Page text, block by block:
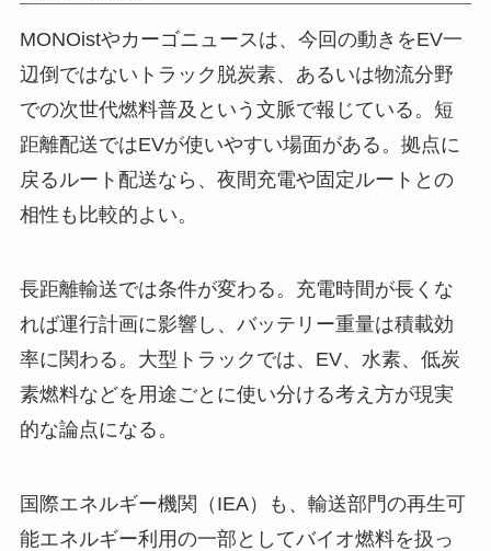
MONOistやカーゴニュースは、今回の動きをEV一
辺倒ではないトラック脱炭素、あるいは物流分野
での次世代燃料普及という文脈で報じている。短
距離配送ではEVが使いやすい場面がある。拠点に
戻るルート配送なら、夜間充電や固定ルートとの
相性も比較的よい。
長距離輸送では条件が変わる。充電時間が長くな
れば運行計画に影響し、バッテリー重量は積載効
率に関わる。大型トラックでは、EV、水素、低炭
素燃料などを用途ごとに使い分ける考え方が現実
的な論点になる。
国際エネルギー機関（IEA）も、輸送部門の再生可
能エネルギー利用の一部としてバイオ燃料を扱っ